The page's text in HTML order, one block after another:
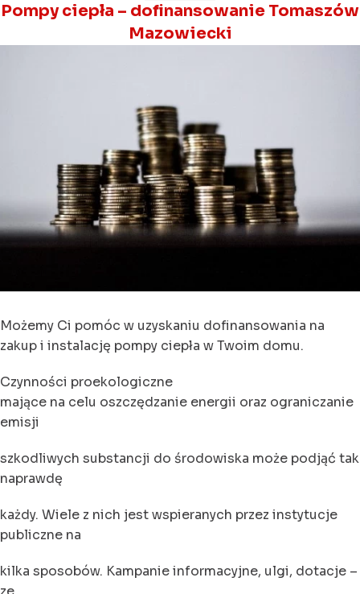
Pompy ciepła – dofinansowanie Tomaszów
Mazowiecki
Możemy Ci pomóc w uzyskaniu dofinansowania na
zakup i instalację pompy ciepła w Twoim domu.
Czynności proekologiczne
mające na celu oszczędzanie energii oraz ograniczanie
emisji
szkodliwych substancji do środowiska może podjąć tak
naprawdę
każdy. Wiele z nich jest wspieranych przez instytucje
publiczne na
kilka sposobów. Kampanie informacyjne, ulgi, dotacje –